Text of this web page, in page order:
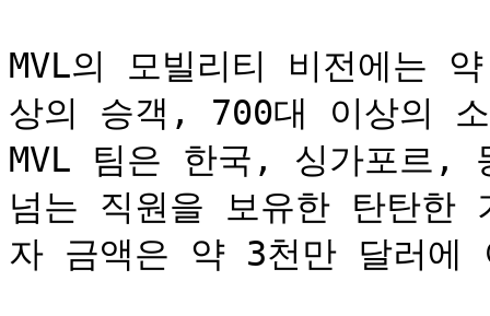
MVL의 모빌리티 비전에는
상의 승객, 700대 이상의
MVL 팀은 한국, 싱가포르,
넘는 직원을 보유한 탄탄한